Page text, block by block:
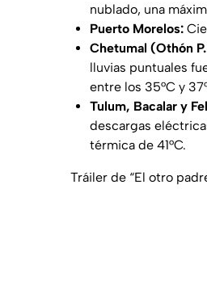
nublado, una
Puerto Morelos:
Chetumal (Othón
lluvias puntuales
entre los 35°C y
Tulum, Bacalar y
descargas
térmica de 41°C.
Tráiler de “El otro